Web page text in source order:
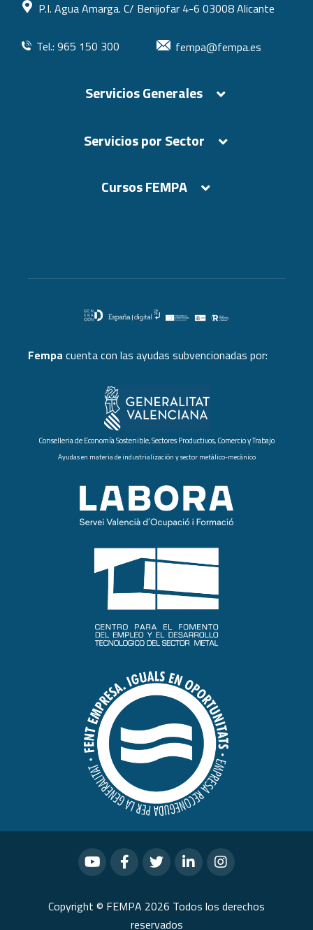
P.I. Agua Amarga. C/ Benijofar 4-6 03008 Alicante
Tel.: 965 150 300 fempa@fempa.es
Servicios Generales
Servicios por Sector
Cursos FEMPA
Fempa cuenta con las ayudas subvencionadas por:
Conselleria de Economía Sostenible, Sectores Productivos, Comercio y Trabajo
Ayudas en materia de industrialización y sector metálico-mecánico
Copyright © FEMPA 2026 Todos los derechos
reservados